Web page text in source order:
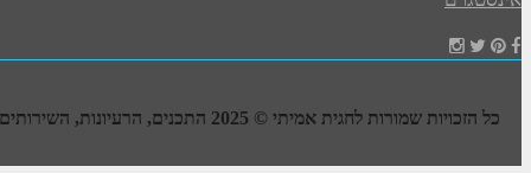
כל הזכויות שמורות לחגית אמיתי © 2025 התכנים, הרעיונות, השירותים, העבודות והעיצובים –